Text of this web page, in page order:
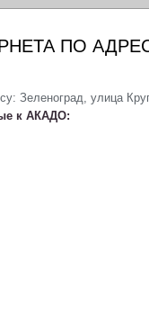
ПО
Зеленоград, улица
к АКАДО: